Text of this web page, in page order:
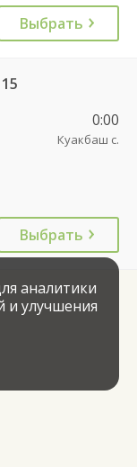
Выбрать
0:00
Куакбаш с.
Выбрать
аналитики
и улучшения